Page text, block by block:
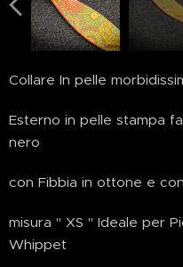
Collare In pelle
Esterno in pelle stampa
nero
con Fibbia in ottone e
misura " XS " Ideale per
Whippet